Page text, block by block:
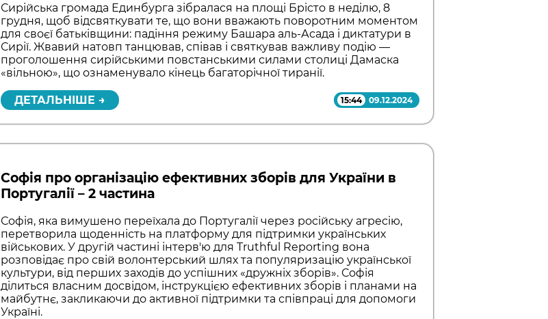
Сирійська громада Единбурга зібралася на площі Брісто в неділю, 8
грудня, щоб відсвяткувати те, що вони вважають поворотним моментом
для своєї батьківщини: падіння режиму Башара аль-Асада і диктатури в
Сирії. Жвавий натовп танцював, співав і святкував важливу подію —
проголошення сирійськими повстанськими силами столиці Дамаска
«вільною», що ознаменувало кінець багаторічної тиранії.
ДЕТАЛЬНІШЕ → 15:44 09.12.2024
Софія про організацію ефективних зборів для України в
Португалії – 2 частина
Софія, яка вимушено переїхала до Португалії через російську агресію,
перетворила щоденність на платформу для підтримки українських
військових. У другій частині інтерв'ю для Truthful Reporting вона
розповідає про свій волонтерський шлях та популяризацію української
культури, від перших заходів до успішних «дружніх зборів». Софія
ділиться власним досвідом, інструкцією ефективних зборів і планами на
майбутнє, закликаючи до активної підтримки та співпраці для допомоги
Україні.